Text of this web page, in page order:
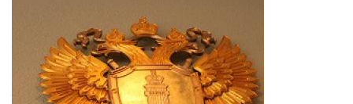
кормили
просроченным
мясом